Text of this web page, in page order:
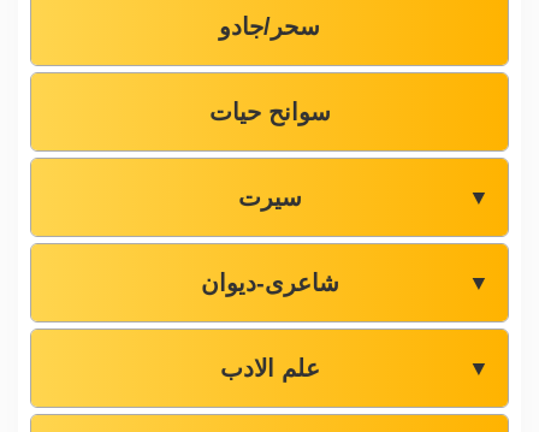
سحر/جادو
سوانح حیات
سیرت ▼
شاعری-دیوان ▼
علم الادب ▼